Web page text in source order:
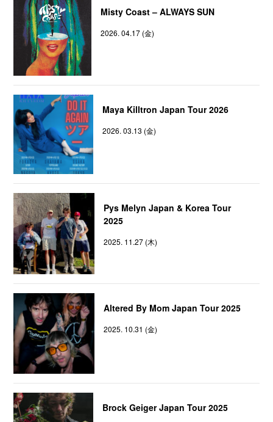
Misty Coast – ALWAYS SUN
2026. 04.17 (金)
Maya Killtron Japan Tour 2026
2026. 03.13 (金)
Pys Melyn Japan & Korea Tour
2025
2025. 11.27 (木)
Altered By Mom Japan Tour 2025
2025. 10.31 (金)
Brock Geiger Japan Tour 2025